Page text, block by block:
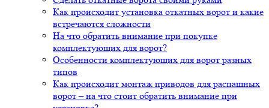
Как происходит установка откатных ворот и какие
встречаются сложности
На что обратить внимание при покупке
комплектующих для ворот?
Особенности комплектующих для ворот разных
типов
Как происходит монтаж приводов для распашных
ворот – на что стоит обратить внимание при